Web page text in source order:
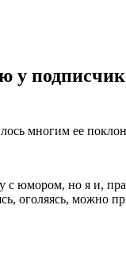
многим ее
юмором, но я и,
оголяясь,